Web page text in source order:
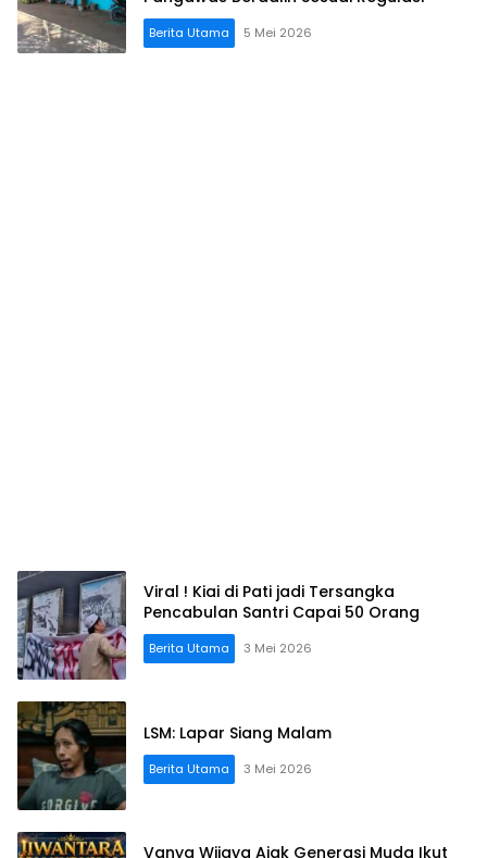
Berita Utama 5 Mei 2026
Relasi
Viral ! Kiai di Pati jadi Tersangka
Pencabulan Santri Capai 50 Orang
Berita Utama 3 Mei 2026
LSM: Lapar Siang Malam
Berita Utama 3 Mei 2026
Vanya Wijaya Ajak Generasi Muda Ikut